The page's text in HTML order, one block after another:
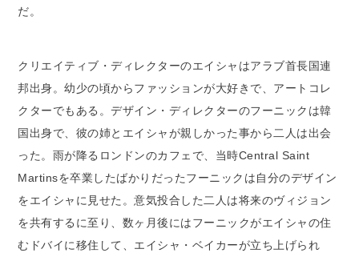
だ。
クリエイティブ・ディレクターのエイシャはアラブ首長国連
邦出身。幼少の頃からファッションが大好きで、アートコレ
クターでもある。デザイン・ディレクターのフーニックは韓
国出身で、彼の姉とエイシャが親しかった事から二人は出会
った。雨が降るロンドンのカフェで、当時Central Saint
Martinsを卒業したばかりだったフーニックは自分のデザイン
をエイシャに見せた。意気投合した二人は将来のヴィジョン
を共有するに至り、数ヶ月後にはフーニックがエイシャの住
むドバイに移住して、エイシャ・ベイカーが立ち上げられ